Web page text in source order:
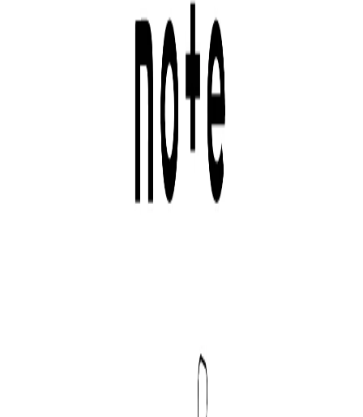
も提供しており、導入企業様から高く評価されています。
また、「GEPPY」は単なるキャンペーンシステムにとどま
りません。 キャンペーン後も友だちとしてつながったユー
ザーに対し、セグメント配信やアンケート機能などのCRM
施策を実施可能です。 応募を促すターゲティング配信や回
答内容に基づくパーソナライズメッセージにより、フルファ
ネルでマーケティング活動を支援し続けています。 従来、
キャンペーンは「一度きりの応募体験」で終わりがちでした
が、データの蓄積と活用に強味をもつ「GEPPY」を通じて
企業とユーザーが長期的なコミュニケーションを生み出すこ
とができる仕組みを目指しています。